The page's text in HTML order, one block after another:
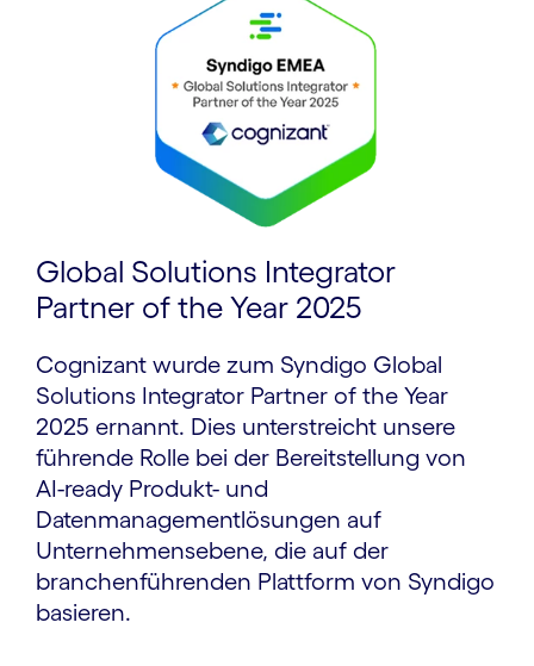
Global Solutions Integrator
Partner of the Year 2025
Cognizant wurde zum Syndigo Global
Solutions Integrator Partner of the Year
2025 ernannt. Dies unterstreicht unsere
führende Rolle bei der Bereitstellung von
AI-ready Produkt- und
Datenmanagementlösungen auf
Unternehmensebene, die auf der
branchenführenden Plattform von Syndigo
basieren.